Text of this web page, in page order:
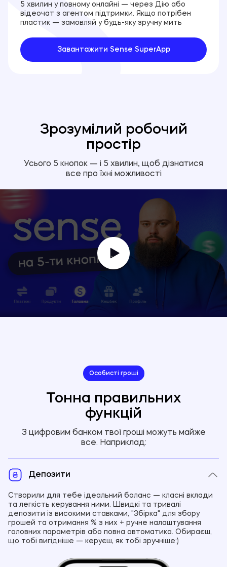
5 хвилин у повному онлайні — через Дію або
відеочат з агентом підтримки. Якщо потрібен
пластик — замовляй у будь-яку зручну мить
Завантажити Sense SuperApp
Зрозумілий робочий
простір
Усього 5 кнопок — і 5 хвилин, щоб дізнатися
все про їхні можливості
Особисті гроші
Тонна правильних
функцій
З цифровим банком твої гроші можуть майже
все. Наприклад:
Депозити
Створили для тебе ідеальний баланс — класні вклади
та легкість керування ними. Швидкі та тривалі
депозити із високими ставками, "Збірка" для збору
грошей та отримання % з них + ручне налаштування
головних параметрів або повна автоматика. Обираєш,
що тобі вигідніше — керуєш, як тобі зручніше:)